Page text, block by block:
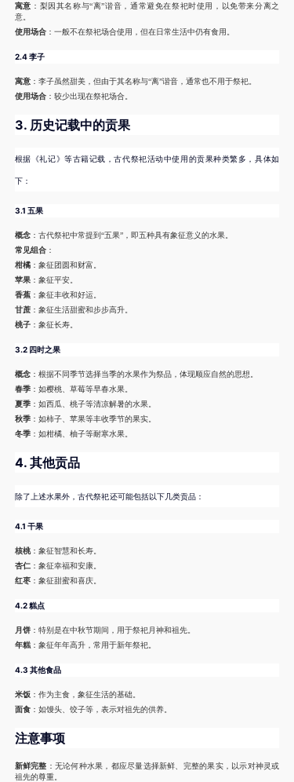
寓意 ：梨因其名称与“离”谐音，通常避免在祭祀时使用，以免带来分离之
意。
使用场合：一般不在祭祀场合使用，但在日常生活中仍有食用。
2.4 李子
寓意：李子虽然甜美，但由于其名称与“离”谐音，通常也不用于祭祀。
使用场合：较少出现在祭祀场合。
3. 历史记载中的贡果
根据《礼记》等古籍记载，古代祭祀活动中使用的贡果种类繁多，具体如
下：
3.1 五果
概念：古代祭祀中常提到“五果”，即五种具有象征意义的水果。
常见组合：
柑橘：象征团圆和财富。
苹果：象征平安。
香蕉：象征丰收和好运。
甘蔗：象征生活甜蜜和步步高升。
桃子：象征长寿。
3.2 四时之果
概念：根据不同季节选择当季的水果作为祭品，体现顺应自然的思想。
春季：如樱桃、草莓等早春水果。
夏季：如西瓜、桃子等清凉解暑的水果。
秋季：如柿子、苹果等丰收季节的果实。
冬季：如柑橘、柚子等耐寒水果。
4. 其他贡品
除了上述水果外，古代祭祀还可能包括以下几类贡品：
4.1 干果
核桃：象征智慧和长寿。
杏仁：象征幸福和安康。
红枣：象征甜蜜和喜庆。
4.2 糕点
月饼：特别是在中秋节期间，用于祭祀月神和祖先。
年糕：象征年年高升，常用于新年祭祀。
4.3 其他食品
米饭：作为主食，象征生活的基础。
面食：如馒头、饺子等，表示对祖先的供养。
注意事项
新鲜完整 ：无论何种水果，都应尽量选择新鲜、完整的果实，以示对神灵或
祖先的尊重。